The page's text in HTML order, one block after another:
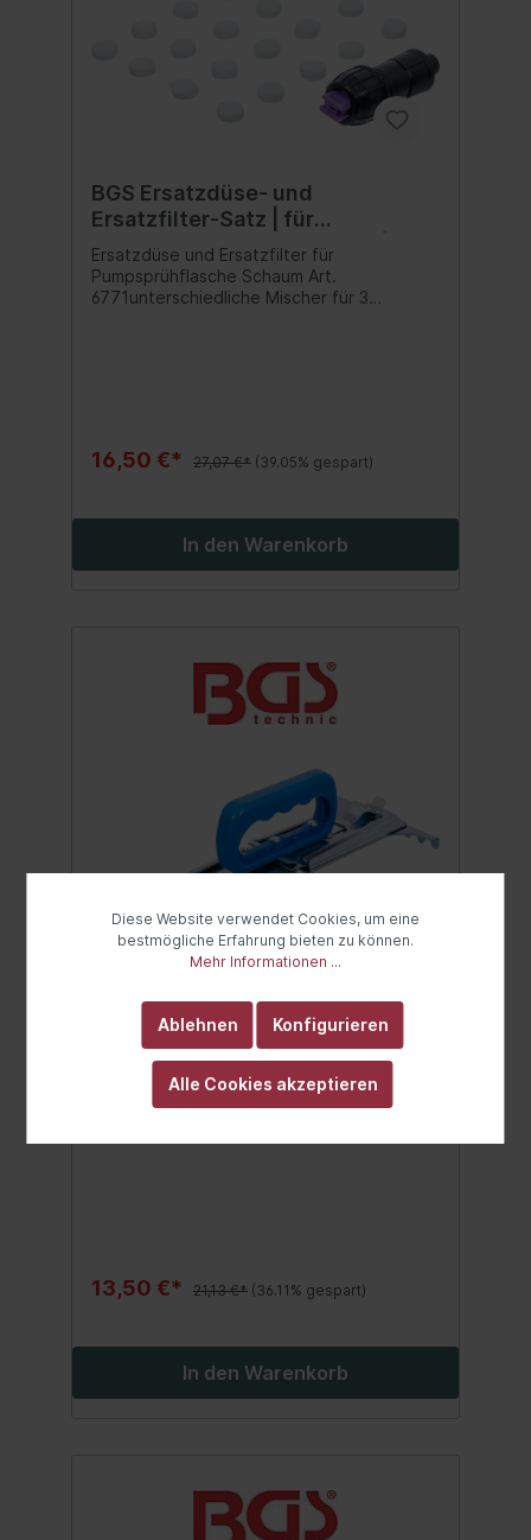
BGS Ersatzdüse- und
Ersatzfilter-Satz | für
Pumpsprühflasche Schaum | für
Art. 6771 | 21-tlg.
Ersatzdüse und Ersatzfilter für
Pumpsprühflasche Schaum Art.
6771unterschiedliche Mischer für 3
16,50 €* 27,07 €* (39.05% gespart)
In den Warenkorb
BGS Fliesen-Tragegriff /
Plattenheber | 300 - 500 mm
6-stufig verstell- und arretierbar 300 - 350
- 400 - 450 - 480 - 500 mmSichtfenster für
für festen Halt
13,50 €* 21,13 €* (36.11% gespart)
In den Warenkorb
Diese Website verwendet Cookies, um eine
bestmögliche Erfahrung bieten zu können.
Mehr Informationen ...
Ablehnen Konfigurieren
Alle Cookies akzeptieren